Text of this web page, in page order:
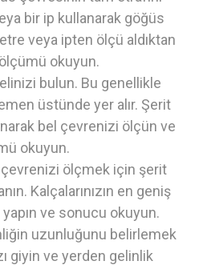
bir ip kullanarak göğüs
veya ipten ölçü aldıktan
okuyun.
bulun. Bu genellikle
üstünde yer alır. Şerit
bel çevrenizi ölçün ve
okuyun.
çevrenizi ölçmek için şerit
Kalçalarınızın en geniş
ve sonucu okuyun.
uzunluğunu belirlemek
giyin ve yerden gelinlik